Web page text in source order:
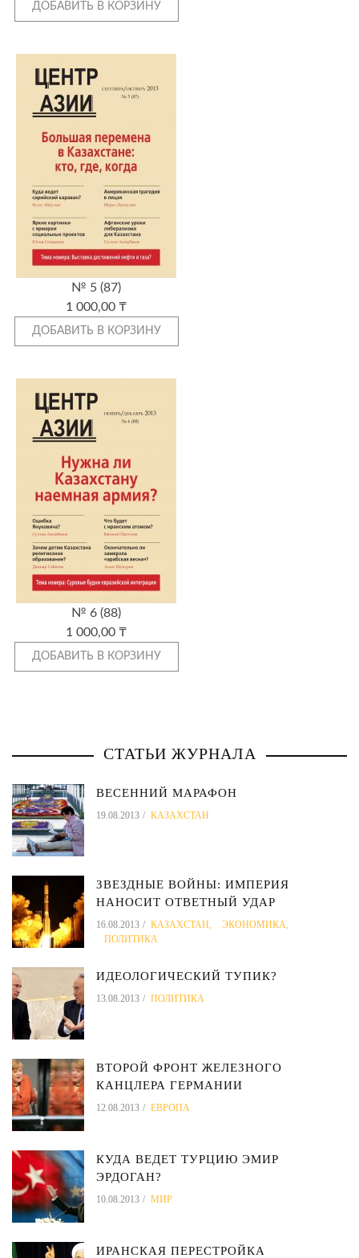
№ 5 (87)
1 000,00 ₸
№ 6 (88)
1 000,00 ₸
СТАТЬИ ЖУРНАЛА
ВЕСЕННИЙ МАРАФОН
19.08.2013 КАЗАХСТАН
ЗВЕЗДНЫЕ ВОЙНЫ: ИМПЕРИЯ
НАНОСИТ ОТВЕТНЫЙ УДАР
16.08.2013 КАЗАХСТАН ЭКОНОМИКА
ПОЛИТИКА
ИДЕОЛОГИЧЕСКИЙ ТУПИК?
13.08.2013 ПОЛИТИКА
ВТОРОЙ ФРОНТ ЖЕЛЕЗНОГО
КАНЦЛЕРА ГЕРМАНИИ
12.08.2013 ЕВРОПА
КУДА ВЕДЕТ ТУРЦИЮ ЭМИР
ЭРДОГАН?
10.08.2013 МИР
ИРАНСКАЯ ПЕРЕСТРОЙКА